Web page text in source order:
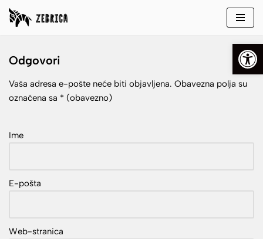
content
Odgovori
Vaša adresa e-pošte neće biti objavljena. Obavezna polja su
označena sa * (obavezno)
Ime
E-pošta
Web-stranica